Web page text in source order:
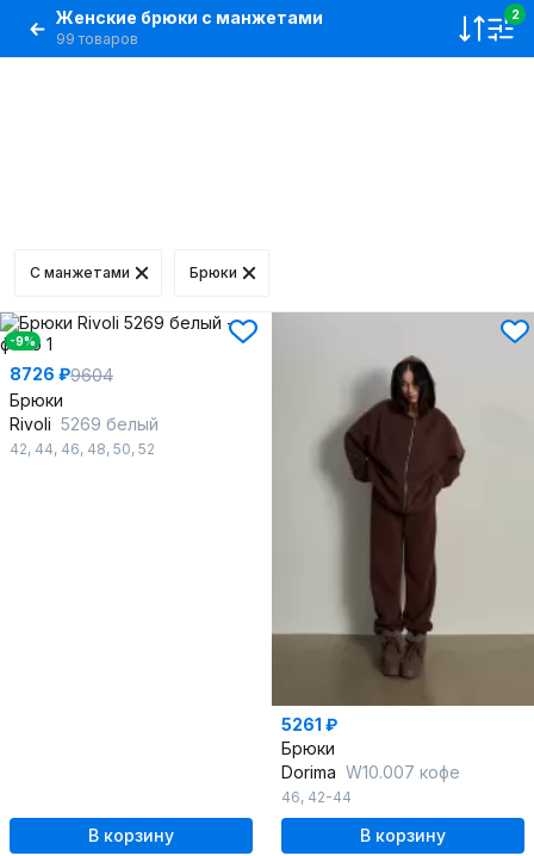
Женские брюки с манжетами
99 товаров
2
С манжетами Брюки
-9%
8726 ₽9604
Брюки
Rivoli 5269 белый
42, 44, 46, 48, 50, 52
В корзину
5261 ₽
Брюки
Dorima W10.007 кофе
46, 42-44
В корзину